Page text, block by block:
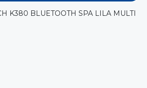
K380 BLUETOOTH SPA LILA MULTI